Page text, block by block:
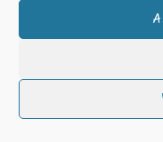
Schüler